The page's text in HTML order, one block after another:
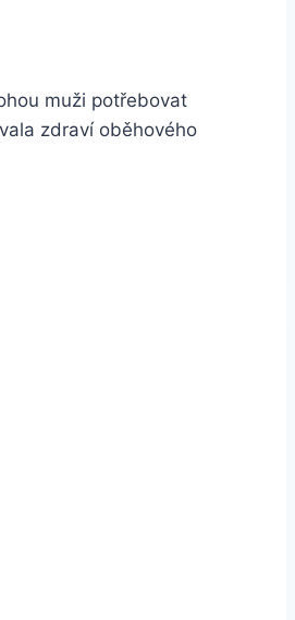
muži potřebovat
zdraví oběhového